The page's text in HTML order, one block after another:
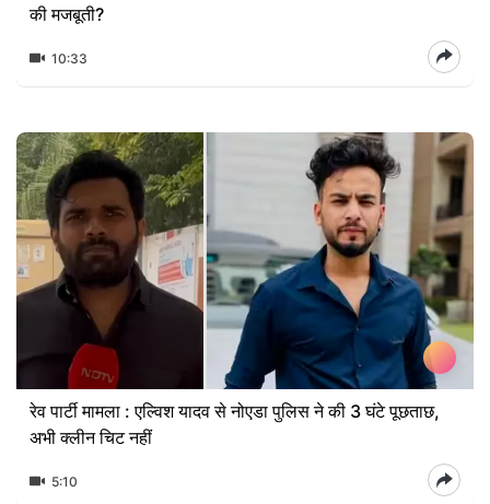
की मजबूती?
10:33
रेव पार्टी मामला : एल्विश यादव से नोएडा पुलिस ने की 3 घंटे पूछताछ,
अभी क्लीन चिट नहीं
5:10